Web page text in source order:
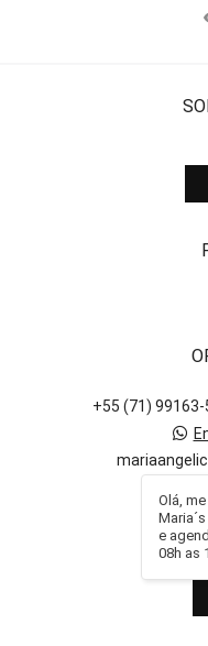
+55 (71)
Olá,
e
08h as